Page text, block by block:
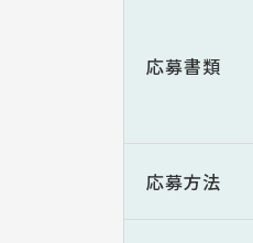
応募書類
応募方法